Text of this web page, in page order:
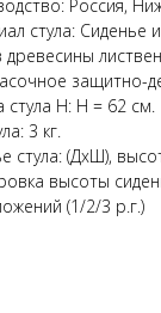
Россия,
стула: Сиденье
древесины
защитно-
стула Н: Н = 62 см.
3 кг.
стула: (ДхШ),
высоты
(1/2/3 р.г.)